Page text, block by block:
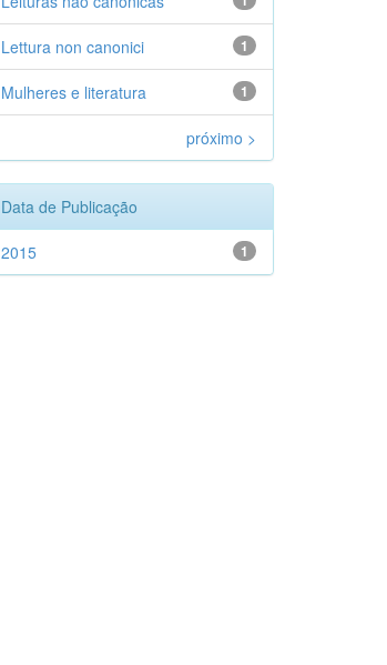
1
Lettura non canonici
1
Mulheres e literatura
próximo >
Data de Publicação
1
2015